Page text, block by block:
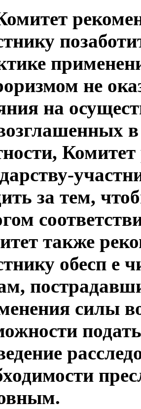
не
на
Комитет
за тем,
также
обесп е
силы